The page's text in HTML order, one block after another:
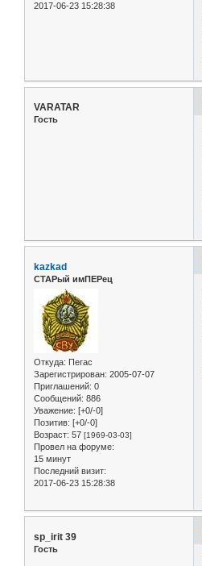
2017-06-23 15:28:38
VARATAR
Гость
kazkad
СТАРый имПЕРец
Откуда: Пегас
Зарегистрирован: 2005-07-07
Приглашений: 0
Сообщений: 886
Уважение: [+0/-0]
Позитив: [+0/-0]
Возраст: 57 [1969-03-03]
Провел на форуме:
15 минут
Последний визит:
2017-06-23 15:28:38
sp_irit 39
Гость